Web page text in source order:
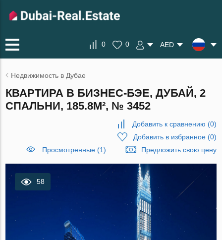
0 0 AED
Недвижимость в Дубае
КВАРТИРА В БИЗНЕС-БЭЕ, ДУБАЙ, 2
СПАЛЬНИ, 185.8М², № 3452
Добавить к сравнению (0)
Добавить в избранное(0)
Просмотренные (1)
Предложить свою цену
58